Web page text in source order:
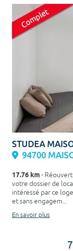
STUDEA
94700
17.76 km-
votre dossier de
intéressé par ce
et sans engagem...
En savoir plus